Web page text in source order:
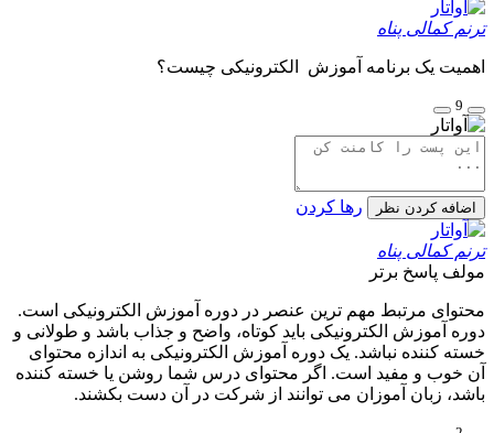
ترنم کمالی پناه
اهمیت یک برنامه آموزش الکترونیکی چیست؟
9
اضافه کردن نظر رها کردن
ترنم کمالی پناه
مولف پاسخ برتر
محتوای مرتبط مهم ترین عنصر در دوره آموزش الکترونیکی است.
دوره آموزش الکترونیکی باید کوتاه، واضح و جذاب باشد و طولانی و
خسته کننده نباشد. یک دوره آموزش الکترونیکی به اندازه محتوای
آن خوب و مفید است. اگر محتوای درس شما روشن یا خسته کننده
باشد، زبان آموزان می توانند از شرکت در آن دست بکشند.